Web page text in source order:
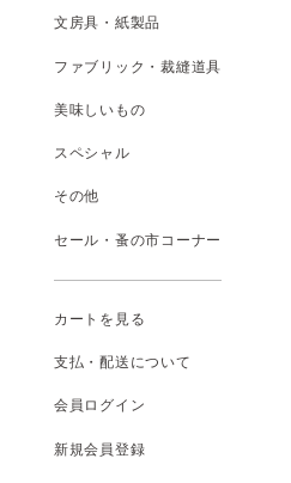
文房具・紙製品
ファブリック・裁縫道具
美味しいもの
スペシャル
その他
セール・蚤の市コーナー
カートを見る
支払 ・配送について
会員ログイン
新規会員登録